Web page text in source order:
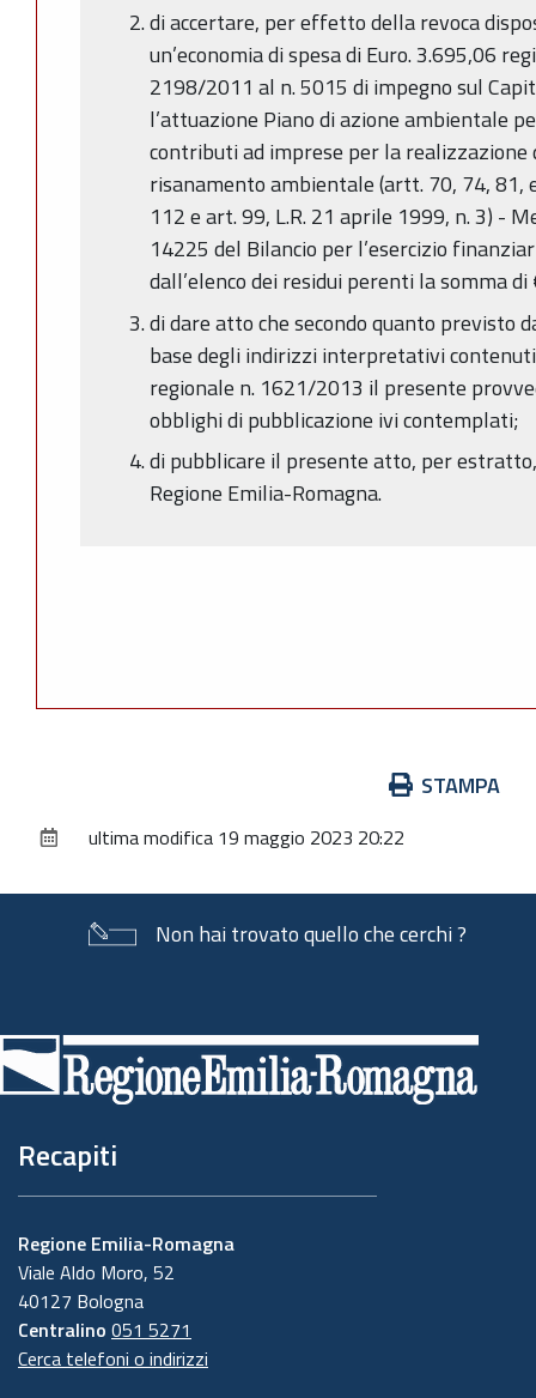
di accertare, per effetto della revoca
un’economia di spesa di Euro. 3.695,06
2198/2011 al n. 5015 di impegno sul
l’attuazione Piano di azione ambientale
contributi ad imprese per la
risanamento ambientale (artt. 70, 74, 81,
112 e art. 99, L.R. 21 aprile 1999, n. 3) -
14225 del Bilancio per l’esercizio
dall’elenco dei residui perenti la somma di
di dare atto che secondo quanto previsto
base degli indirizzi interpretativi
regionale n. 1621/2013 il presente
obblighi di pubblicazione ivi contemplati;
di pubblicare il presente atto, per
Regione Emilia-Romagna.
documento
STAMPA
ultima modifica 19 maggio 2023 20:22
Non hai trovato quello che cerchi ?
di
pagina
Recapiti
Regione Emilia-Romagna
Viale Aldo Moro, 52
40127 Bologna
Centralino 051 5271
Cerca telefoni o indirizzi